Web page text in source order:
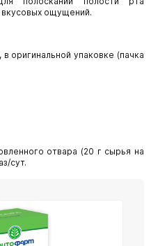
ощущений.
оригинальной упаковке (пачка
отвара (20 г сырья на
сут.